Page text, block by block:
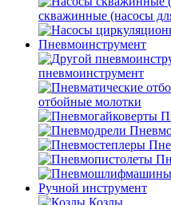
скважинные (насосы
Пневмоинструмент
пневмоинструмент
отбойные молотки
Ручной инструмент
Козлы